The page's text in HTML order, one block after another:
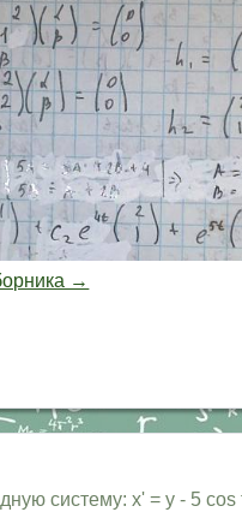
→
систему: x' = y - 5 cos